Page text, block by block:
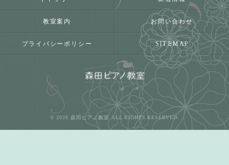
教室案内 お問い合わせ
プライバシーポリシー SITEMAP
© 2026 森田ピアノ教室 ALL RIGHTS RESERVED.